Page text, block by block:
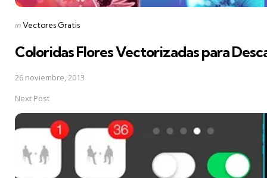
Posted
inVectores Gratis
Coloridas Flores Vectorizadas para
26 noviembre, 2013
Next Post